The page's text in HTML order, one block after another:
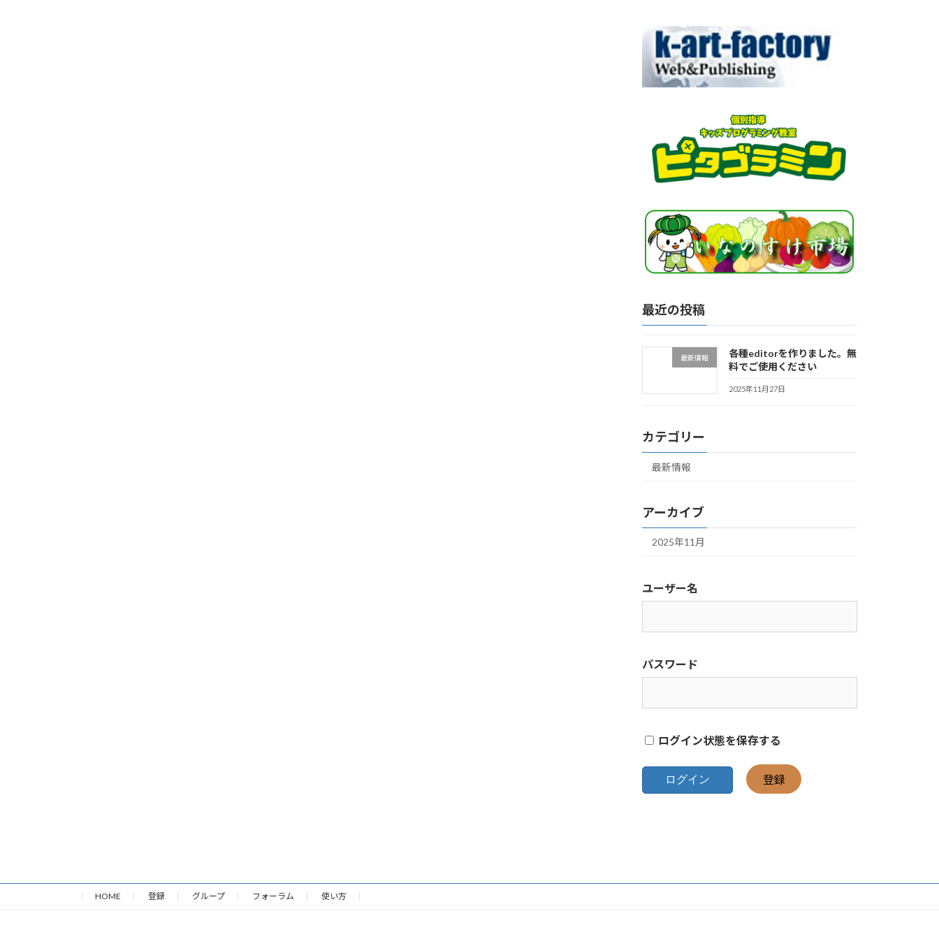
最近の投稿
最新情報
各種editorを作りました。無
料でご使用ください
2025年11月27日
カテゴリー
最新情報
アーカイブ
2025年11月
ユーザー名
パスワード
ログイン状態を保存する
登録
HOME 登録 グループ フォーラム 使い方